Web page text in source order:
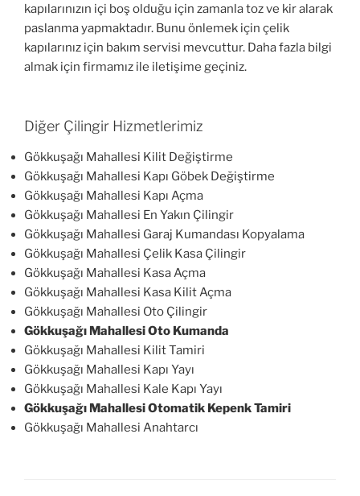
kapılarınızın içi boş olduğu için zamanla toz ve kir alarak
paslanma yapmaktadır. Bunu önlemek için çelik
kapılarınız için bakım servisi mevcuttur. Daha fazla bilgi
almak için firmamız ile iletişime geçiniz.
Diğer Çilingir Hizmetlerimiz
Gökkuşağı Mahallesi Kilit Değiştirme
Gökkuşağı Mahallesi Kapı Göbek Değiştirme
Gökkuşağı Mahallesi Kapı Açma
Gökkuşağı Mahallesi En Yakın Çilingir
Gökkuşağı Mahallesi Garaj Kumandası Kopyalama
Gökkuşağı Mahallesi Çelik Kasa Çilingir
Gökkuşağı Mahallesi Kasa Açma
Gökkuşağı Mahallesi Kasa Kilit Açma
Gökkuşağı Mahallesi Oto Çilingir
Gökkuşağı Mahallesi Oto Kumanda
Gökkuşağı Mahallesi Kilit Tamiri
Gökkuşağı Mahallesi Kapı Yayı
Gökkuşağı Mahallesi Kale Kapı Yayı
Gökkuşağı Mahallesi Otomatik Kepenk Tamiri
Gökkuşağı Mahallesi Anahtarcı